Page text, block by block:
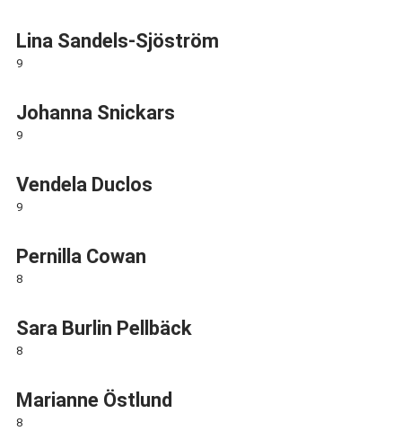
Lina Sandels-Sjöström
9
Johanna Snickars
9
Vendela Duclos
9
Pernilla Cowan
8
Sara Burlin Pellbäck
8
Marianne Östlund
8